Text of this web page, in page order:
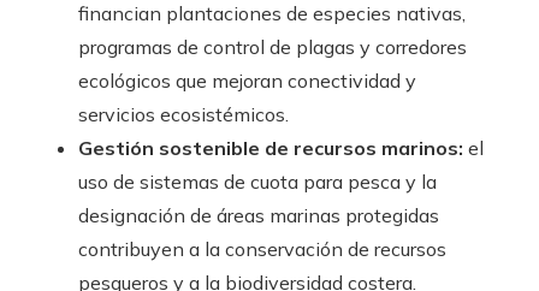
financian plantaciones de especies nativas,
programas de control de plagas y corredores
ecológicos que mejoran conectividad y
servicios ecosistémicos.
Gestión sostenible de recursos marinos: el
uso de sistemas de cuota para pesca y la
designación de áreas marinas protegidas
contribuyen a la conservación de recursos
pesqueros y a la biodiversidad costera.